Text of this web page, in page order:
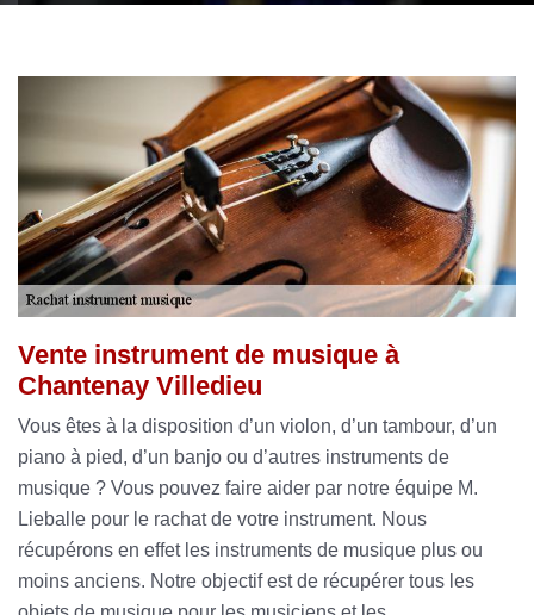
Vente instrument de musique à
Chantenay Villedieu
Vous êtes à la disposition d’un violon, d’un tambour, d’un
piano à pied, d’un banjo ou d’autres instruments de
musique ? Vous pouvez faire aider par notre équipe M.
Lieballe pour le rachat de votre instrument. Nous
récupérons en effet les instruments de musique plus ou
moins anciens. Notre objectif est de récupérer tous les